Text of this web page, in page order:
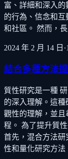
富、詳細和深入
的行為、信念和
和社區。 然而，
2024 年 2 月 14 日 ·
結合多種方法
質性研究是一種
的深入理解。這
觀性的理解，並
程。 為了提升質
首先，混合方法研
性和量化研究方法